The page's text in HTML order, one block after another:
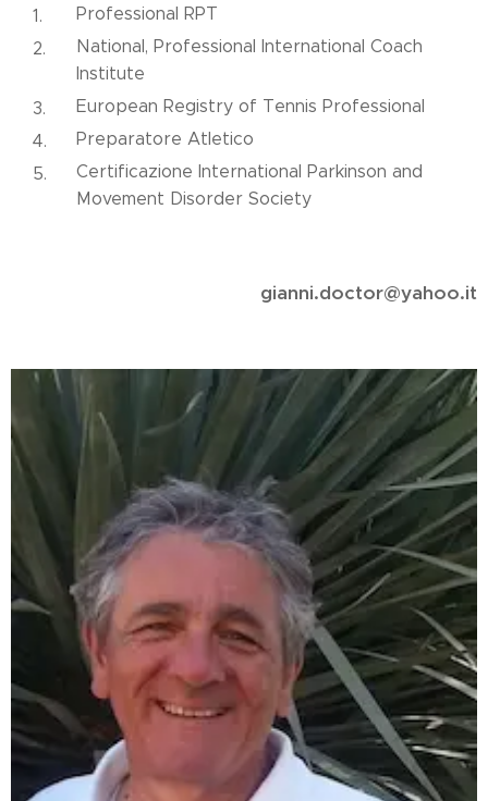
Professional RPT
National, Professional International Coach
Institute
European Registry of Tennis Professional
Preparatore Atletico
Certificazione International Parkinson and
Movement Disorder Society
gianni.doctor@yahoo.it